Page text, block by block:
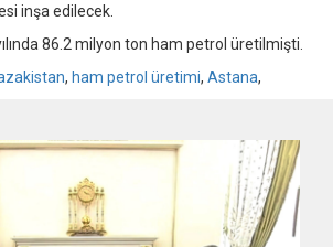
inşa edilecek.
86.2 milyon ton ham petrol üretilmişti.
, ham petrol üretimi, Astana,